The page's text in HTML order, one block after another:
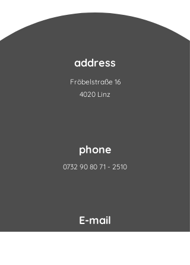
address
Fröbelstraße 16
4020 Linz
phone
0732 90 80 71 - 2510
E-mail